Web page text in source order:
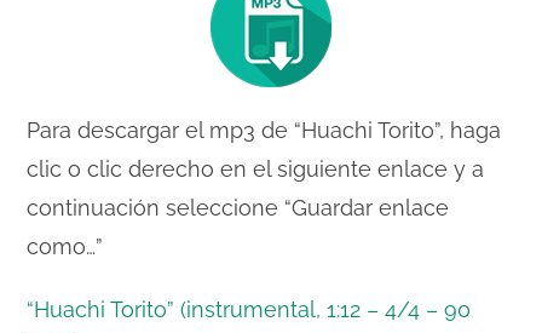
Para descargar el mp3 de “Huachi Torito”, haga
clic o clic derecho en el siguiente enlace y a
continuación seleccione “Guardar enlace
como…”
“Huachi Torito” (instrumental, 1:12 – 4/4 – 90